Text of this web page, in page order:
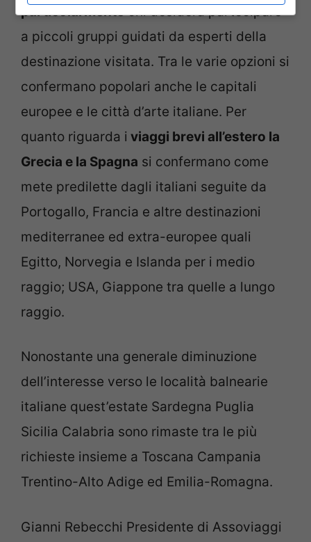
particolarmentechi desidera partecipare
a piccoli gruppi guidati da esperti della
destinazione visitata. Tra le varie opzioni si
confermano popolari anche le capitali
europee e le città d’arte italiane. Per
quanto riguarda i viaggi brevi all’estero la
Grecia e la Spagna si confermano come
mete predilette dagli italiani seguite da
Portogallo, Francia e altre destinazioni
mediterranee ed extra-europee quali
Egitto, Norvegia e Islanda per i medio
raggio; USA, Giappone tra quelle a lungo
raggio.
Nonostante una generale diminuzione
dell’interesse verso le località balnearie
italiane quest’estate Sardegna Puglia
Sicilia Calabria sono rimaste tra le più
richieste insieme a Toscana Campania
Trentino-Alto Adige ed Emilia-Romagna.
Gianni Rebecchi Presidente di Assoviaggi